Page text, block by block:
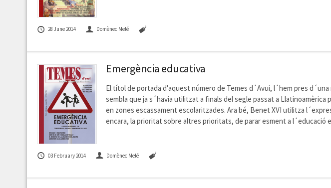
28 June 2014 Domènec Melé
Emergència educativa
El títol de portada d'aquest número de Temes d´Avui, l´hem pres
sembla que ja s´havia utilitzat a finals del segle passat a
en zones escassament escolaritzades. Ara bé, Benet XVI utilitza
encara, la prioritat sobre altres prioritats, de parar esment a
03 February 2014 Domènec Melé